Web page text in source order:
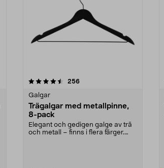
256recensioner
Galgar
Trägalgar med metallpinne,
8-pack
Elegant och gedigen galge av trä
och metall – finns i flera färger.
4.0av 5 stjärnor